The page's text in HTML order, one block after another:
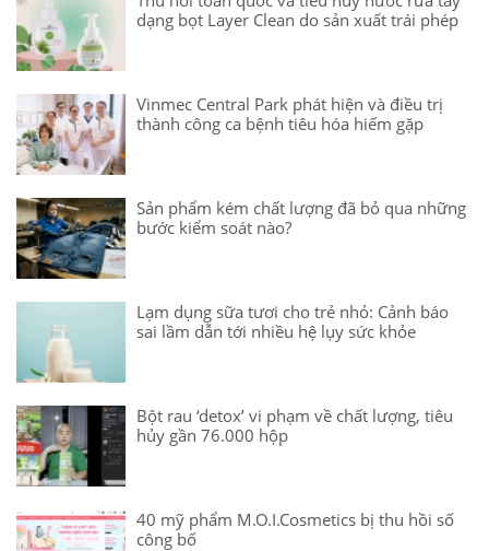
dạng bọt Layer Clean do sản xuất trái phép
Vinmec Central Park phát hiện và điều trị
thành công ca bệnh tiêu hóa hiếm gặp
Sản phẩm kém chất lượng đã bỏ qua những
bước kiểm soát nào?
Lạm dụng sữa tươi cho trẻ nhỏ: Cảnh báo
sai lầm dẫn tới nhiều hệ lụy sức khỏe
Bột rau ‘detox’ vi phạm về chất lượng, tiêu
hủy gần 76.000 hộp
40 mỹ phẩm M.O.I.Cosmetics bị thu hồi số
công bố